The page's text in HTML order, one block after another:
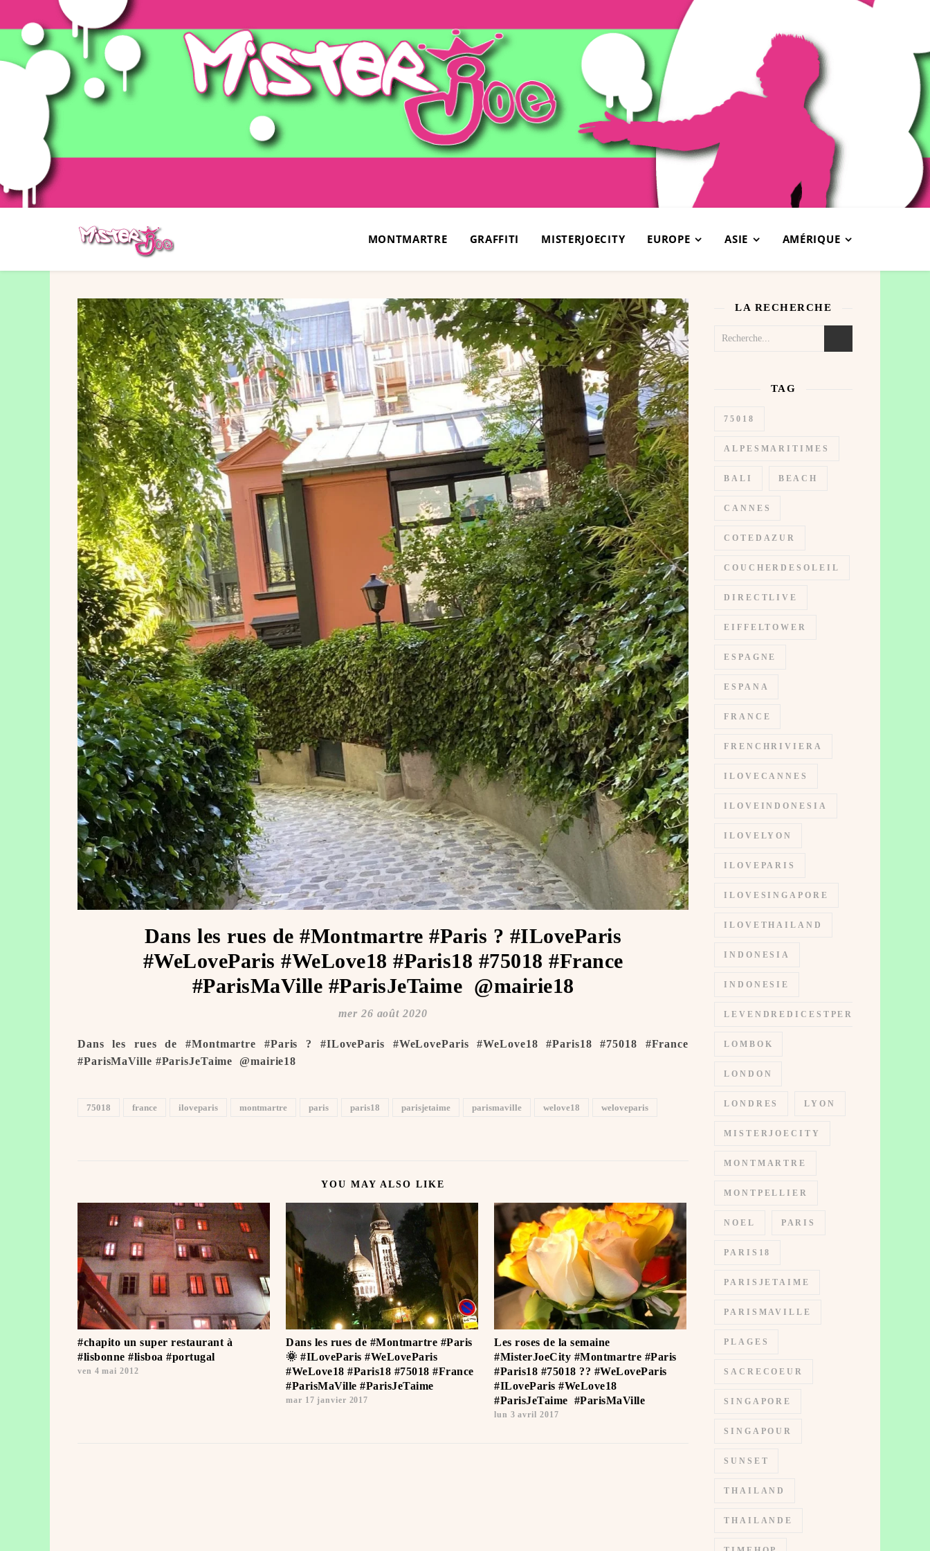
MONTMARTRE GRAFFITI MISTERJOECITY EUROPE ASIE AMÉRIQUE
Dans les rues de #Montmartre #Paris ? #ILoveParis
#WeLoveParis #WeLove18 #Paris18 #75018 #France
#ParisMaVille #ParisJeTaime ️ @mairie18
mer 26 août 2020
Dans les rues de #Montmartre #Paris ? #ILoveParis #WeLoveParis #WeLove18 #Paris18 #75018 #France
#ParisMaVille #ParisJeTaime ️ @mairie18
75018 france iloveparis montmartre paris paris18 parisjetaime parismaville welove18 weloveparis
YOU MAY ALSO LIKE
#chapito un super restaurant à
#lisbonne #lisboa #portugal
ven 4 mai 2012
Dans les rues de #Montmartre #Paris
🌞 #ILoveParis #WeLoveParis
#WeLove18 #Paris18 #75018 #France
#ParisMaVille #ParisJeTaime ️
mar 17 janvier 2017
Les roses de la semaine
#MisterJoeCity #Montmartre #Paris
#Paris18 #75018 ?? #WeLoveParis
#ILoveParis #WeLove18
#ParisJeTaime ️ #ParisMaVille
lun 3 avril 2017
LA RECHERCHE
TAG
75018
ALPESMARITIMES
BALI BEACH
CANNES
COTEDAZUR
COUCHERDESOLEIL
DIRECTLIVE
EIFFELTOWER
ESPAGNE
ESPANA
FRANCE
FRENCHRIVIERA
ILOVECANNES
ILOVEINDONESIA
ILOVELYON
ILOVEPARIS
ILOVESINGAPORE
ILOVETHAILAND
INDONESIA
INDONESIE
LEVENDREDICESTPERMIS
LOMBOK
LONDON
LONDRES LYON
MISTERJOECITY
MONTMARTRE
MONTPELLIER
NOEL PARIS
PARIS18
PARISJETAIME
PARISMAVILLE
PLAGES
SACRECOEUR
SINGAPORE
SINGAPOUR
SUNSET
THAILAND
THAILANDE